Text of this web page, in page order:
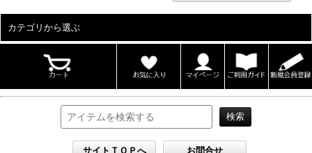
カテゴリから選ぶ
女性写真集